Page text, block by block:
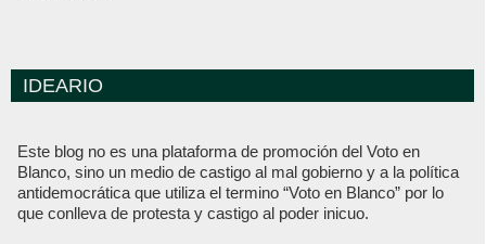
IDEARIO
Este blog no es una plataforma de promoción del Voto en
Blanco, sino un medio de castigo al mal gobierno y a la política
antidemocrática que utiliza el termino “Voto en Blanco” por lo
que conlleva de protesta y castigo al poder inicuo.